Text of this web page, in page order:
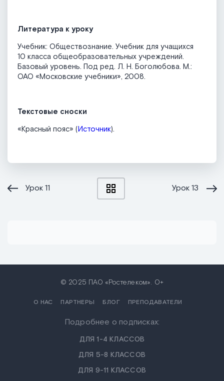
Литература к уроку
Учебник: Обществознание. Учебник для учащихся
10 класса общеобразовательных учреждений.
Базовый уровень. Под ред. Л. Н. Боголюбова. М.:
ОАО «Московские учебники», 2008.
Текстовые сноски
«Красный пояс» (Источник).
Урок11 Урок13
© 2025 ПАО «Ростелеком». 0+
О НАС ПАРТНЕРЫ БЛОГ ПРЕПОДАВАТЕЛИ
Подробнее о подписках:
ДЛЯ 1-4 КЛАССОВ
ДЛЯ 5-8 КЛАССОВ
ДЛЯ 9-11 КЛАССОВ